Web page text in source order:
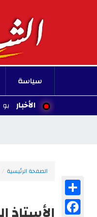
سياسة
الأخبار
18:24 - 2026/08/08
الصفحة الرئيسية
Facebook